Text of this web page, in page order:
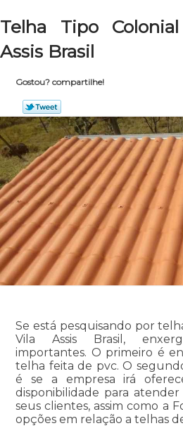
Telha Tipo
Assis Brasil
Gostou? compartilhe!
Se está pesquisando por
Vila Assis Brasil,
importantes. O primeiro é
telha feita de pvc. O
é se a empresa irá
disponibilidade para atender
seus clientes, assim como a
opções em relação a telhas